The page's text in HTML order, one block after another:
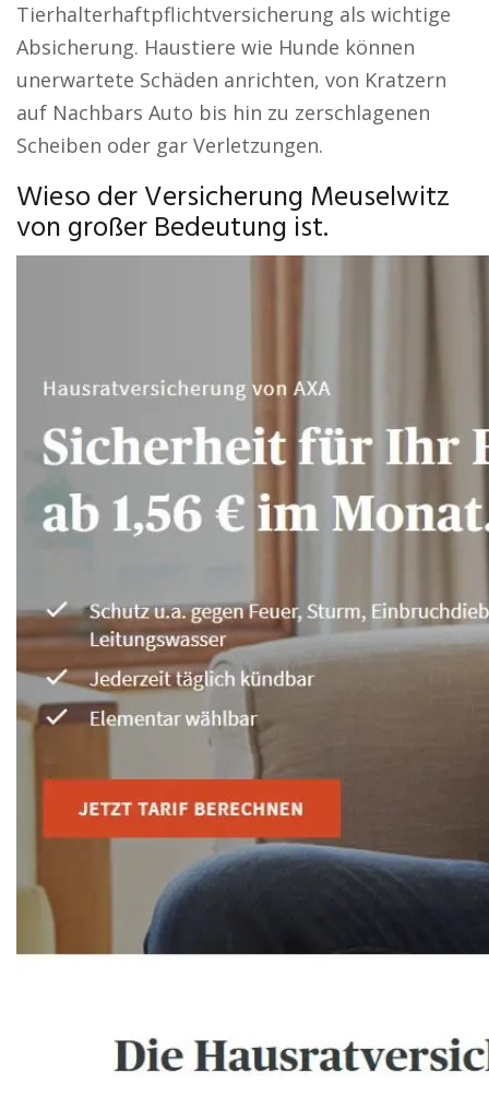
Tierhalterhaftpflichtversicherung als wichtige
Absicherung. Haustiere wie Hunde können
unerwartete Schäden anrichten, von Kratzern
auf Nachbars Auto bis hin zu zerschlagenen
Scheiben oder gar Verletzungen.
Wieso der Versicherung Meuselwitz
von großer Bedeutung ist.